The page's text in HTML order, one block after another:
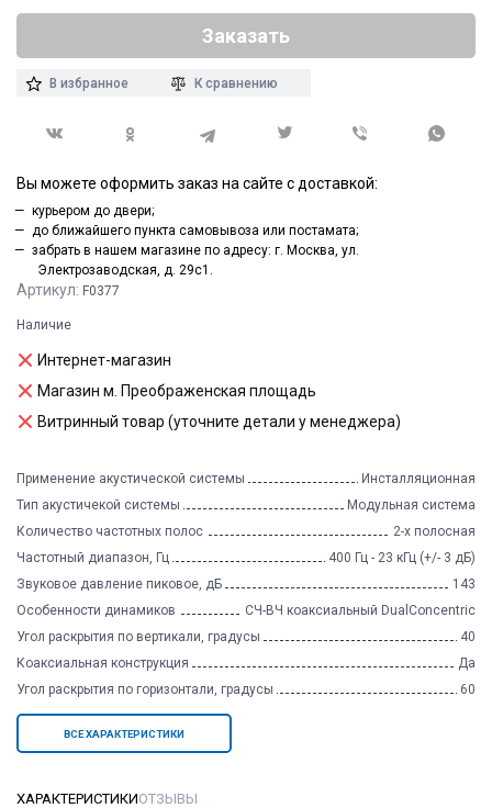
Артикул: F0377
Наличие
Интернет-магазин
Магазин м. Преображенская площадь
Витринный товар (уточните детали у менеджера)
Применение акустической системы
Инсталляционная
Тип акустичекой системы
Модульная система
Количество частотных полос
2-х полосная
Частотный диапазон, Гц
400 Гц - 23 кГц (+/- 3 дБ)
Звуковое давление пиковое, дБ
143
Особенности динамиков
СЧ-ВЧ коаксиальный DualConcentric
Угол раскрытия по вертикали, градусы
40
Коаксиальная конструкция
Да
Угол раскрытия по горизонтали, градусы
60
ВСЕ ХАРАКТЕРИСТИКИ
Заказать
В избранное К сравнению
Вы можете оформить заказ на сайте с доставкой:
курьером до двери;
до ближайшего пункта самовывоза или постамата;
забрать в нашем магазине по адресу: г. Москва, ул.
Электрозаводская, д. 29с1.
ХАРАКТЕРИСТИКИОТЗЫВЫ